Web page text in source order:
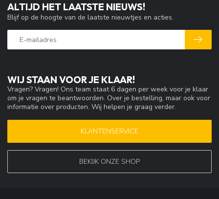
WIJ STAAN VOOR JE KLAAR!
Vragen? Vragen! Ons team staat 6 dagen per week voor je klaar
om je vragen te beantwoorden. Over je bestelling, maar ook voor
informatie over producten. Wij helpen je graag verder.
KLANTENSERVICE
BEKIJK ONZE SHOP
ALTIJD HET LAATSTE NIEUWS!
Blijf op de hoogte van de laatste nieuwtjes en acties.